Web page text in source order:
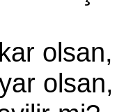
olsan,
olsan,